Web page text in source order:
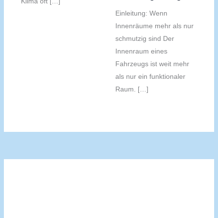
Einleitung: Wenn
Innenräume mehr als nur
schmutzig sind Der
Innenraum eines
Fahrzeugs ist weit mehr
als nur ein funktionaler
Raum. […]